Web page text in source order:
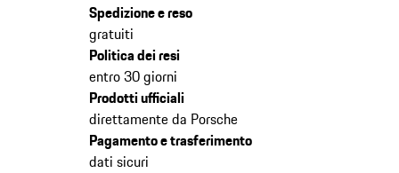
Spedizione e reso
gratuiti
Politica dei resi
entro 30 giorni
Prodotti ufficiali
direttamente da Porsche
Pagamento e trasferimento
dati sicuri